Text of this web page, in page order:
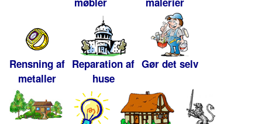
Rensning af
metaller
Reparation af
huse
Gør det selv